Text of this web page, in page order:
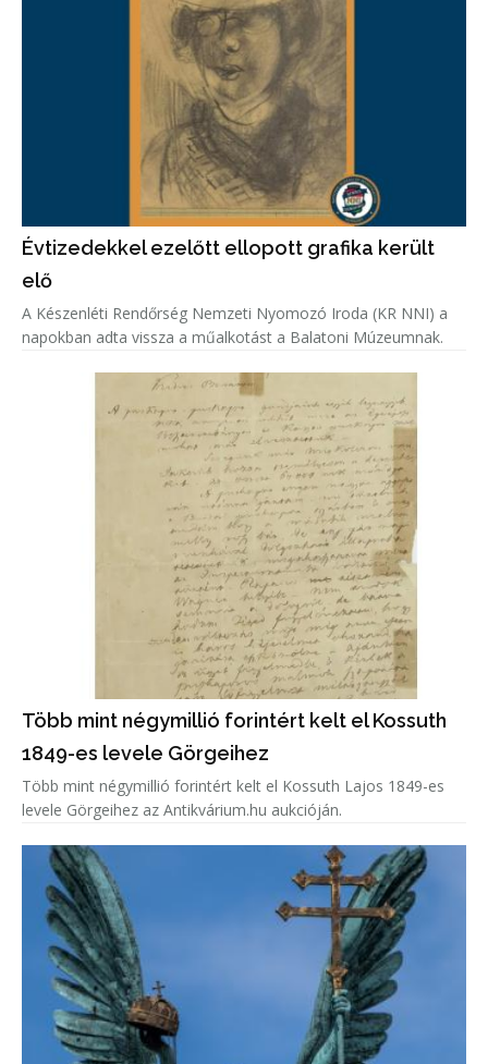
Évtizedekkel ezelőtt ellopott grafika került
elő
A Készenléti Rendőrség Nemzeti Nyomozó Iroda (KR NNI) a
napokban adta vissza a műalkotást a Balatoni Múzeumnak.
Több mint négymillió forintért kelt el Kossuth
1849-es levele Görgeihez
Több mint négymillió forintért kelt el Kossuth Lajos 1849-es
levele Görgeihez az Antikvárium.hu aukcióján.